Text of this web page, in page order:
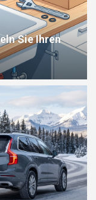
Sie Ihren